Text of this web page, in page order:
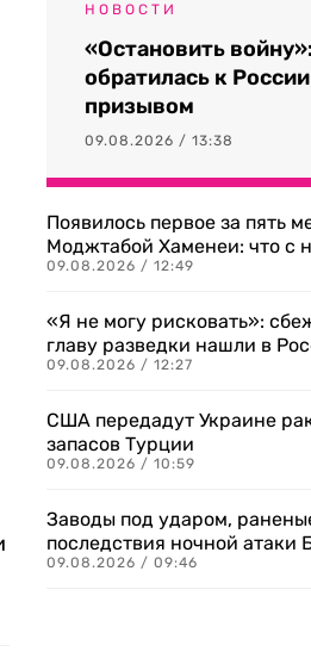
НОВОСТИ
«Остановить
обратилась к
призывом
09.08.2026 / 13:38
Появилось первое за пять
Моджтабой Хаменеи: что с
09.08.2026 / 12:49
«Я не могу рисковать»:
главу разведки нашли в
09.08.2026 / 12:27
США передадут Украине
запасов Турции
09.08.2026 / 10:59
Заводы под ударом,
последствия ночной атаки
09.08.2026 / 09:46